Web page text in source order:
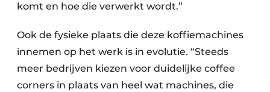
komt en hoe die verwerkt wordt.”
Ook de fysieke plaats die deze koffiemachines
innemen op het werk is in evolutie. “Steeds
meer bedrijven kiezen voor duidelijke coffee
corners in plaats van heel wat machines, die